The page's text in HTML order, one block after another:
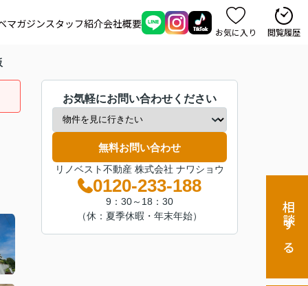
マガジンスタッフ紹介会社概要
お気に入り 閲覧履歴
相談する
お気軽にお問い合わせください
無料お問い合わせ
リノベスト不動産 株式会社 ナワショウ
0120-233-188
9：30～18：30
（休：夏季休暇・年末年始）